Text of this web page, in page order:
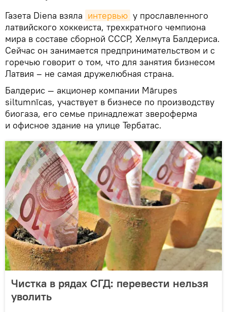
Газета Diena взяла интервью у прославленного
латвийского хоккеиста, трехкратного чемпиона
мира в составе сборной СССР, Хелмута Балдериса.
Сейчас он занимается предпринимательством и с
горечью говорит о том, что для занятия бизнесом
Латвия – не самая дружелюбная страна.
Балдерис — акционер компании Mārupes
siltumnīcas, участвует в бизнесе по производству
биогаза, его семье принадлежат звероферма
и офисное здание на улице Тербатас.
Чистка в рядах СГД: перевести нельзя
уволить